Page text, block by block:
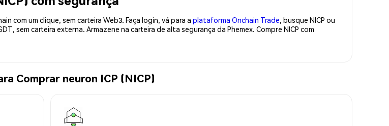
com um clique, sem carteira Web3. Faça login, vá para a plataforma Onchain Trade, busque NICP ou
sem carteira externa. Armazene na carteira de alta segurança da Phemex. Compre NICP com
Comprar neuron ICP (NICP)